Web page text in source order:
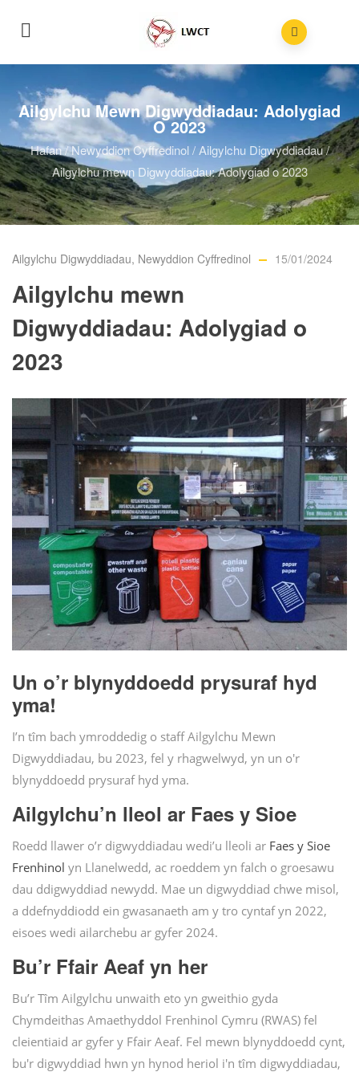
Ailgylchu Mewn Digwyddiadau: Adolygiad
O 2023
Hafan/Newyddion Cyffredinol/Ailgylchu Digwyddiadau/
Ailgylchu mewn Digwyddiadau: Adolygiad o 2023
Ailgylchu Digwyddiadau, Newyddion Cyffredinol 15/01/2024
Ailgylchu mewn
Digwyddiadau: Adolygiad o
2023
Un o’r blynyddoedd prysuraf hyd
yma!
I’n tîm bach ymroddedig o staff Ailgylchu Mewn
Digwyddiadau, bu 2023, fel y rhagwelwyd, yn un o'r
blynyddoedd prysuraf hyd yma.
Ailgylchu’n lleol ar Faes y Sioe
Roedd llawer o’r digwyddiadau wedi’u lleoli ar Faes y Sioe
Frenhinol yn Llanelwedd, ac roeddem yn falch o groesawu
dau ddigwyddiad newydd. Mae un digwyddiad chwe misol,
a ddefnyddiodd ein gwasanaeth am y tro cyntaf yn 2022,
eisoes wedi ailarchebu ar gyfer 2024.
Bu’r Ffair Aeaf yn her
Bu’r Tîm Ailgylchu unwaith eto yn gweithio gyda
Chymdeithas Amaethyddol Frenhinol Cymru (RWAS) fel
cleientiaid ar gyfer y Ffair Aeaf. Fel mewn blynyddoedd cynt,
bu'r digwyddiad hwn yn hynod heriol i'n tîm digwyddiadau,